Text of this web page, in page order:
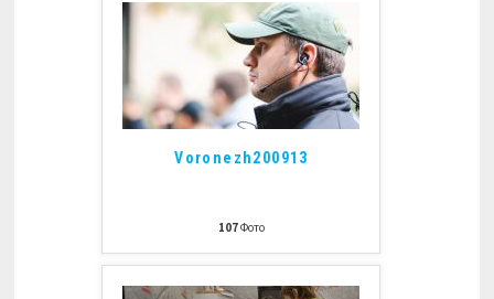
Voronezh200913
107Фото